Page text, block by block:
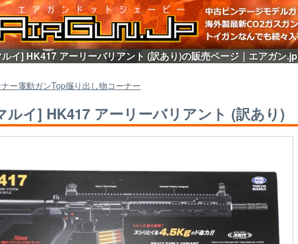
イ] HK417 アーリーバリアント (訳あり)の販売ページ｜エアガン.jp
ー電動ガンTop掘り出し物コーナー
ルイ] HK417 アーリーバリアント (訳あり)